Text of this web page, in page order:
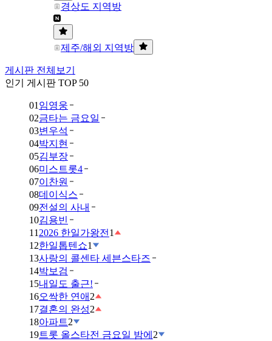
경상도 지역방
제주/해외 지역방
게시판 전체보기
인기 게시판 TOP 50
01 임영웅
02금타는 금요일
03변우석
04박지현
05김부장
06미스트롯4
07이찬원
08데이식스
09전설의 사내
10김용빈
11 2026 한일가왕전 1
12한일톱텐쇼1
13사랑의 콜센타 세븐스타즈
14박보검
15내일도 출근!
16오싹한 연애 2
17결혼의 완성2
18아파트2
19트롯 올스타전 금요일 밤에 2